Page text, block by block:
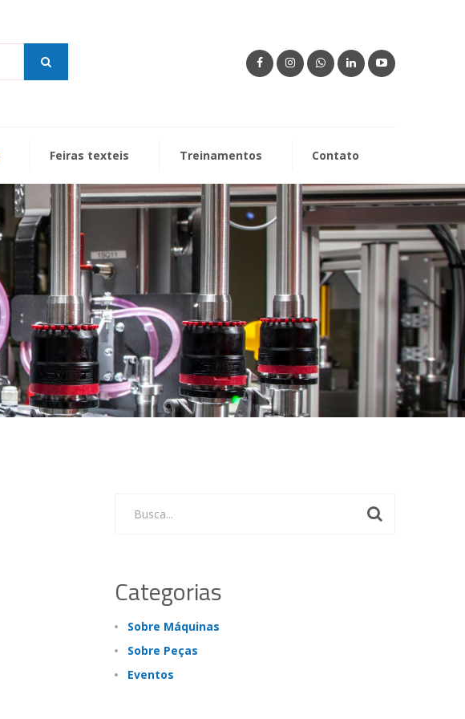
Feiras texteis Treinamentos Contato
Busca...
Categorias
Sobre Máquinas
Sobre Peças
Eventos